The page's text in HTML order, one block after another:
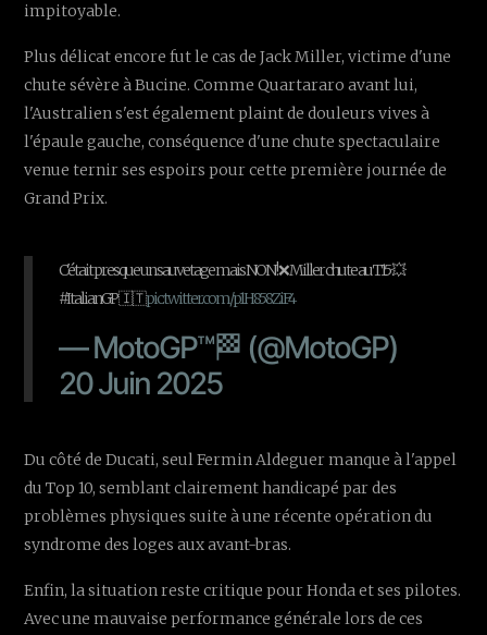
impitoyable.
Plus délicat encore fut le cas de Jack Miller, victime d'une
chute sévère à Bucine. Comme Quartararo avant lui,
l'Australien s'est également plaint de douleurs vives à
l'épaule gauche, conséquence d'une chute spectaculaire
venue ternir ses espoirs pour cette première journée de
Grand Prix.
C'était presque un sauvetage mais NON ! ❌ Miller chute au T15 💥
#ItalianGP 🇮🇹pic.twitter.com/p1H858ZiF4
— MotoGP™🏁 (@MotoGP)
20 Juin 2025
Du côté de Ducati, seul Fermin Aldeguer manque à l'appel
du Top 10, semblant clairement handicapé par des
problèmes physiques suite à une récente opération du
syndrome des loges aux avant-bras.
Enfin, la situation reste critique pour Honda et ses pilotes.
Avec une mauvaise performance générale lors de ces